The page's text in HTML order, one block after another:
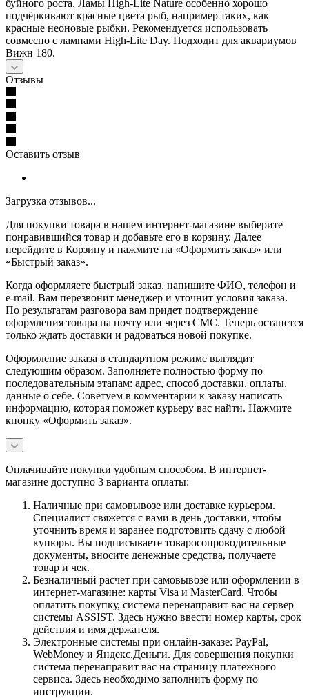
буйного роста. Ламы High-Lite Nature особенно хорошо
подчёркивают красные цвета рыб, например таких, как
красные неоновые рыбки. Рекомендуется использовать
совмесно с лампами High-Lite Day. Подходит для аквариумов
Вижн 180.
Отзывы
Оставить отзыв
Загрузка отзывов...
Для покупки товара в нашем интернет-магазине выберите
понравившийся товар и добавьте его в корзину. Далее
перейдите в Корзину и нажмите на «Оформить заказ» или
«Быстрый заказ».
Когда оформляете быстрый заказ, напишите ФИО, телефон и
e-mail. Вам перезвонит менеджер и уточнит условия заказа.
По результатам разговора вам придет подтверждение
оформления товара на почту или через СМС. Теперь останется
только ждать доставки и радоваться новой покупке.
Оформление заказа в стандартном режиме выглядит
следующим образом. Заполняете полностью форму по
последовательным этапам: адрес, способ доставки, оплаты,
данные о себе. Советуем в комментарии к заказу написать
информацию, которая поможет курьеру вас найти. Нажмите
кнопку «Оформить заказ».
Оплачивайте покупки удобным способом. В интернет-
магазине доступно 3 варианта оплаты:
Наличные при самовывозе или доставке курьером.
Специалист свяжется с вами в день доставки, чтобы
уточнить время и заранее подготовить сдачу с любой
купюры. Вы подписываете товаросопроводительные
документы, вносите денежные средства, получаете
товар и чек.
Безналичный расчет при самовывозе или оформлении в
интернет-магазине: карты Visa и MasterCard. Чтобы
оплатить покупку, система перенаправит вас на сервер
системы ASSIST. Здесь нужно ввести номер карты, срок
действия и имя держателя.
Электронные системы при онлайн-заказе: PayPal,
WebMoney и Яндекс.Деньги. Для совершения покупки
система перенаправит вас на страницу платежного
сервиса. Здесь необходимо заполнить форму по
инструкции.